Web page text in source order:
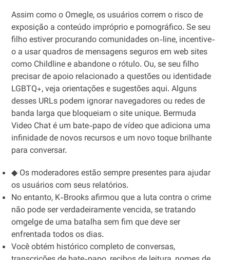
Assim como o Omegle, os usuários correm o risco de
exposição a conteúdo impróprio e pornográfico. Se seu
filho estiver procurando comunidades on-line, incentive-
o a usar quadros de mensagens seguros em web sites
como Childline e abandone o rótulo. Ou, se seu filho
precisar de apoio relacionado a questões ou identidade
LGBTQ+, veja orientações e sugestões aqui. Alguns
desses URLs podem ignorar navegadores ou redes de
banda larga que bloqueiam o site unique. Bermuda
Video Chat é um bate-papo de vídeo que adiciona uma
infinidade de novos recursos e um novo toque brilhante
para conversar.
◆ Os moderadores estão sempre presentes para ajudar
os usuários com seus relatórios.
No entanto, K-Brooks afirmou que a luta contra o crime
não pode ser verdadeiramente vencida, se tratando
omgelge de uma batalha sem fim que deve ser
enfrentada todos os dias.
Você obtém histórico completo de conversas,